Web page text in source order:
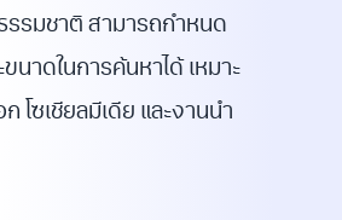
รรมชาติ สามารถกำหนด
นาดในการค้นหาได้ เหมาะ
โซเชียลมีเดีย และงานนำ